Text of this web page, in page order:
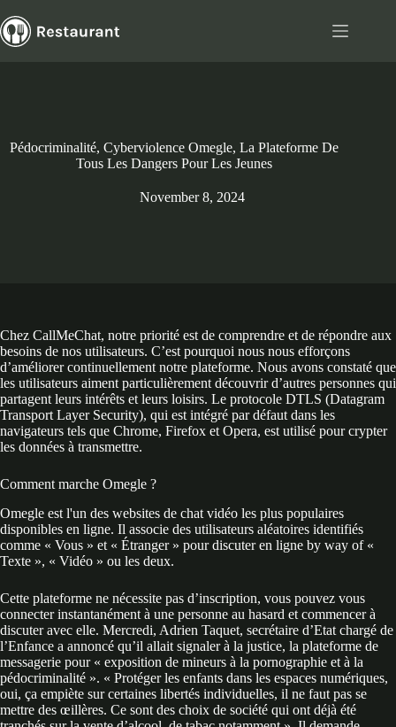
to
content
Pédocriminalité, Cyberviolence Omegle, La Plateforme De
Tous Les Dangers Pour Les Jeunes
November 8, 2024
Chez CallMeChat, notre priorité est de comprendre et de répondre aux
besoins de nos utilisateurs. C’est pourquoi nous nous efforçons
d’améliorer continuellement notre plateforme. Nous avons constaté que
les utilisateurs aiment particulièrement découvrir d’autres personnes qui
partagent leurs intérêts et leurs loisirs. Le protocole DTLS (Datagram
Transport Layer Security), qui est intégré par défaut dans les
navigateurs tels que Chrome, Firefox et Opera, est utilisé pour crypter
les données à transmettre.
Comment marche Omegle ?
Omegle est l'un des websites de chat vidéo les plus populaires
disponibles en ligne. Il associe des utilisateurs aléatoires identifiés
comme « Vous » et « Étranger » pour discuter en ligne by way of «
Texte », « Vidéo » ou les deux.
Cette plateforme ne nécessite pas d’inscription, vous pouvez vous
connecter instantanément à une personne au hasard et commencer à
discuter avec elle. Mercredi, Adrien Taquet, secrétaire d’Etat chargé de
l’Enfance a annoncé qu’il allait signaler à la justice, la plateforme de
messagerie pour « exposition de mineurs à la pornographie et à la
pédocriminalité ». « Protéger les enfants dans les espaces numériques,
oui, ça empiète sur certaines libertés individuelles, il ne faut pas se
mettre des œillères. Ce sont des choix de société qui ont déjà été